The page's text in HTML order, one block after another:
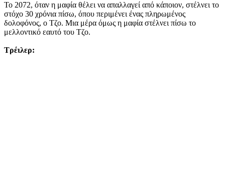
Το 2072, όταν η μαφία θέλει να απαλλαγεί από κάποιον, στέλνει το
στόχο 30 χρόνια πίσω, όπου περιμένει ένας πληρωμένος
δολοφόνος, ο Τζο. Μια μέρα όμως η μαφία στέλνει πίσω το
μελλοντικό εαυτό του Τζο.
Τρέιλερ: